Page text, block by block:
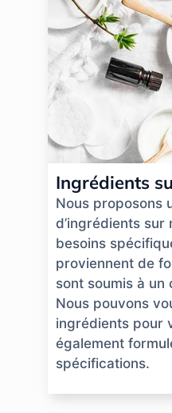
Ingrédients
Nous proposons
d’ingrédients
besoins
proviennent de
sont soumis à
Nous pouvons
ingrédients pour
également
spécifications.